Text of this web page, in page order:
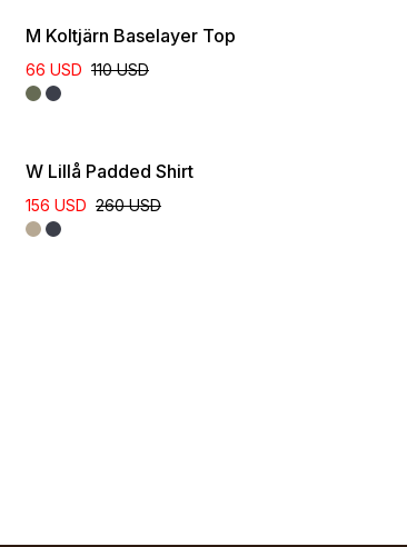
M Koltjärn Baselayer Top
66 USD 110 USD
W Lillå Padded Shirt
156 USD 260 USD